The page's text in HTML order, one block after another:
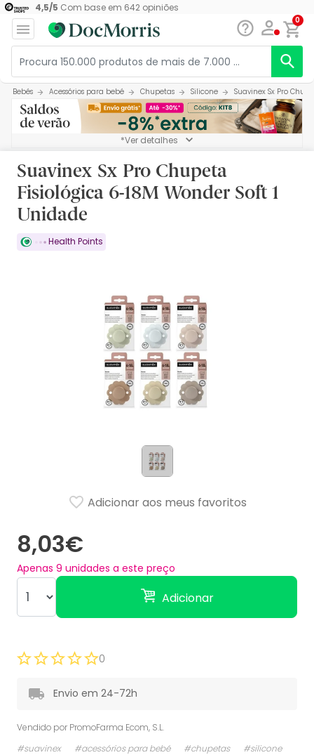
4,5/5 Com base em 642opiniões
0
Bebés Acessórios para bebé Chupetas Silicone Suavinex Sx Pro
*Ver detalhes
Suavinex Sx Pro Chupeta
Fisiológica 6-18M Wonder Soft 1
Unidade
Health Points
8,03€
Apenas 9 unidades a este preço
Adicionar
Adicionar aos meus favoritos
0
Envio em 24-72h
Vendido por PromoFarma Ecom, S.L.
#suavinex
#acessórios para bebé #chupetas #silicone